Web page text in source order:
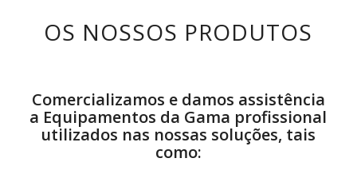
OS NOSSOS PRODUTOS
Comercializamos e damos assistência
a Equipamentos da Gama profissional
utilizados nas nossas soluções, tais
como: